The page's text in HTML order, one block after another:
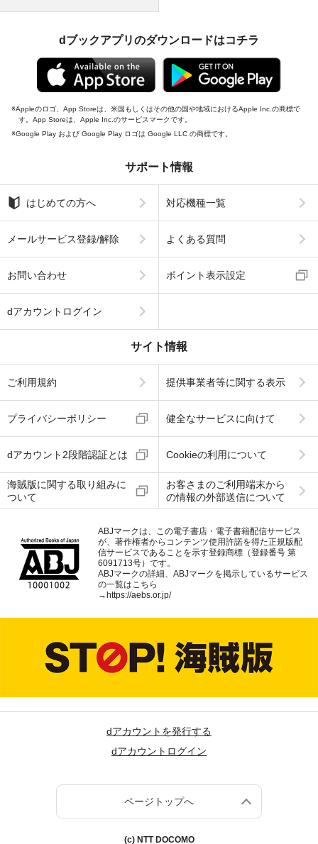
dブックアプリのダウンロードはコチラ
Appleのロゴ、App Storeは、米国もしくはその他の国や地域におけるApple Inc.の商標で
す。App Storeは、Apple Inc.のサービスマークです。
Google Play および Google Play ロゴは Google LLC の商標です。
サポート情報
はじめての方へ 対応機種一覧
メールサービス登録/解除 よくある質問
お問い合わせ ポイント表示設定
dアカウントログイン
サイト情報
ご利用規約 提供事業者等に関する表示
プライバシーポリシー 健全なサービスに向けて
dアカウント2段階認証とは Cookieの利用について
海賊版に関する取り組みに
ついて
お客さまのご利用端末から
の情報の外部送信について
ABJマークは、この電子書店・電子書籍配信サービス
が、著作権者からコンテンツ使用許諾を得た正規版配
信サービスであることを示す登録商標（登録番号 第
6091713号）です。
ABJマークの詳細、ABJマークを掲示しているサービス
の一覧はこちら
→ https://aebs.or.jp/
dアカウントを発行する
dアカウントログイン
ページトップへ
(c) NTT DOCOMO